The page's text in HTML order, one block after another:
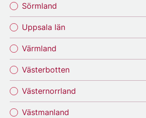
Sörmland
Uppsala län
Värmland
Västerbotten
Västernorrland
Västmanland